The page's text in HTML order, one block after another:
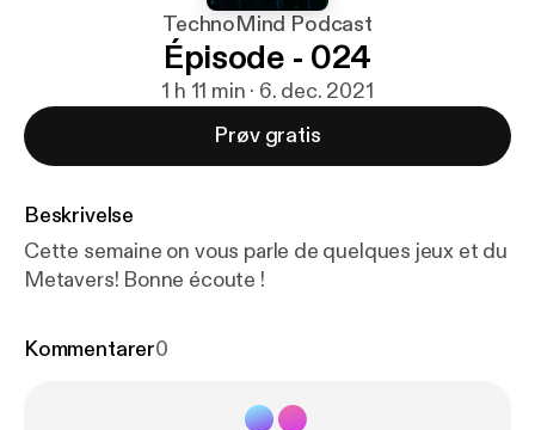
TechnoMind Podcast
Épisode - 024
1 h 11 min · 6. dec. 2021
Prøv gratis
Beskrivelse
Cette semaine on vous parle de quelques jeux et du
Metavers! Bonne écoute !
Kommentarer0